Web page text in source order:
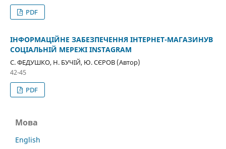
PDF
ІНФОРМАЦІЙНЕ ЗАБЕЗПЕЧЕННЯ ІНТЕРНЕТ-МАГАЗИНУВ
СОЦІАЛЬНІЙ МЕРЕЖІ INSTAGRAM
С. ФЕДУШКО, Н. БУЧІЙ, Ю. СЄРОВ (Автор)
42-45
PDF
Мова
English